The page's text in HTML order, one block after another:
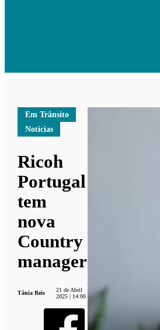
Em Trânsito
Notícias
Ricoh
Portugal
tem
nova
Country
manager
Tânia Reis
21 de Abril
2025 | 14:00